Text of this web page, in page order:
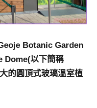
Botanic Garden
Dome(以下簡稱
的圓頂式玻璃溫室植